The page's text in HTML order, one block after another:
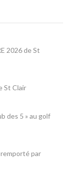
2026 de St
St Clair
des 5 » au golf
remporté par